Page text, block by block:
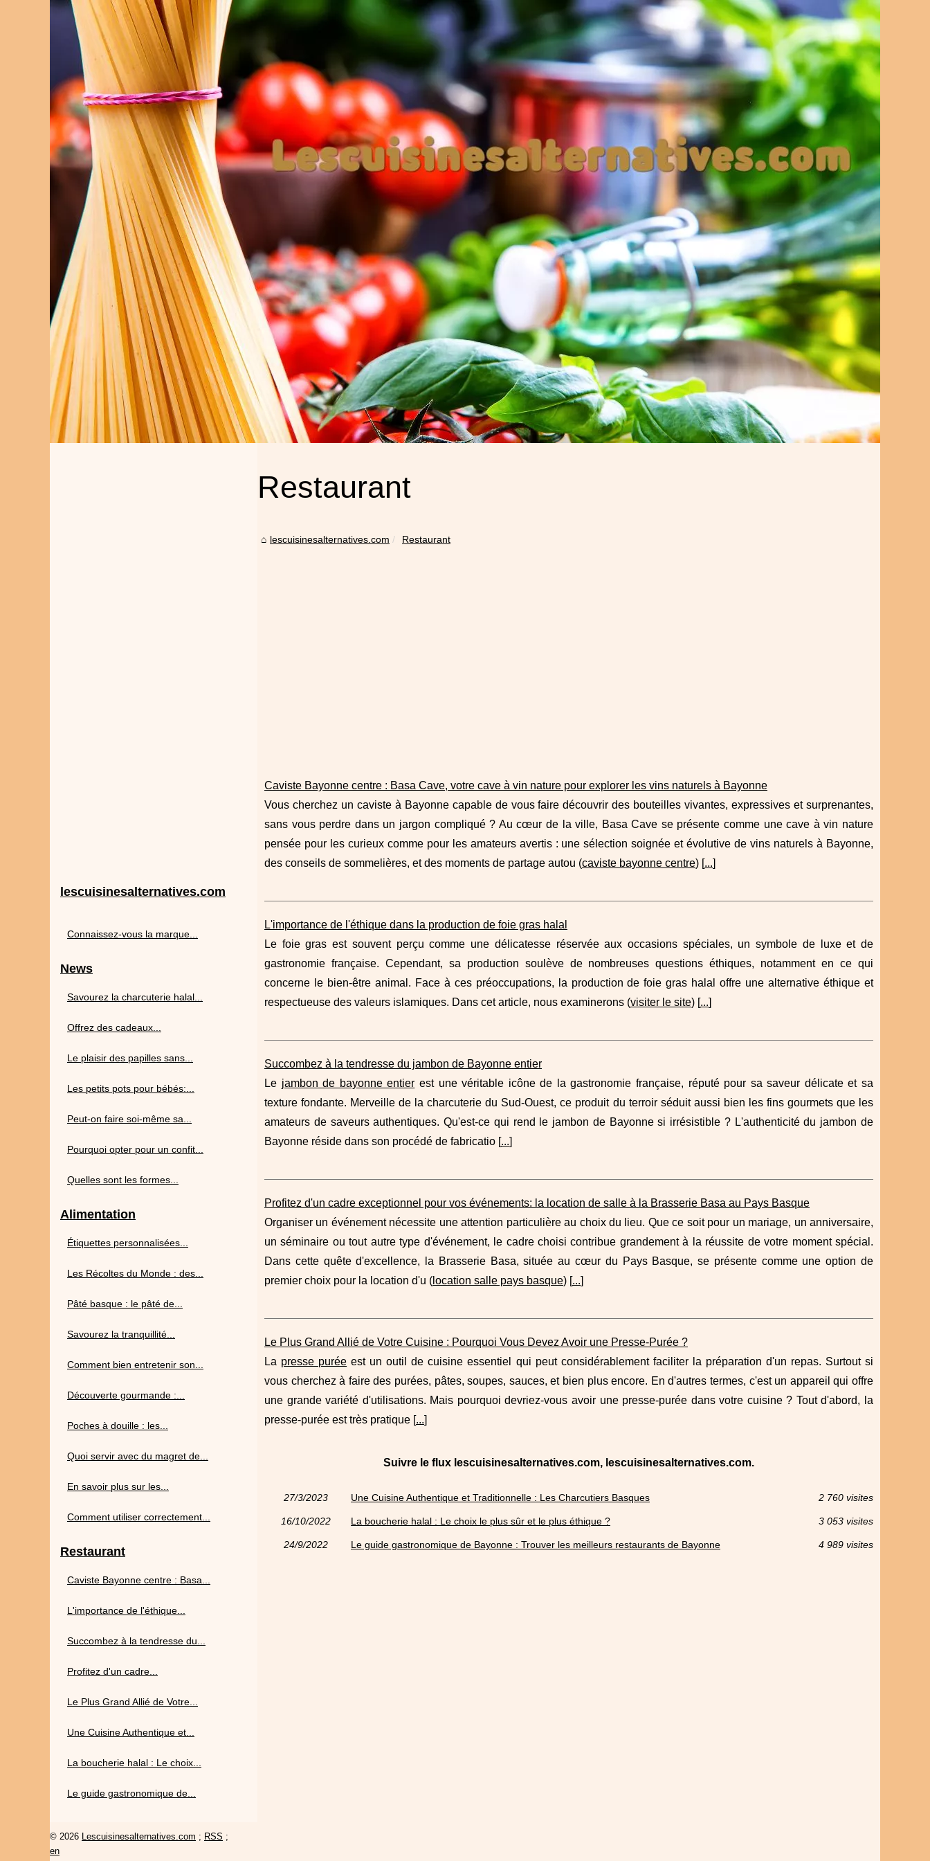
Restaurant
lescuisinesalternatives.com Restaurant
Caviste Bayonne centre : Basa Cave, votre cave à vin nature pour explorer les vins naturels à Bayonne
Vous cherchez un caviste à Bayonne capable de vous faire découvrir des bouteilles vivantes, expressives et surprenantes,
sans vous perdre dans un jargon compliqué ? Au cœur de la ville, Basa Cave se présente comme une cave à vin nature
pensée pour les curieux comme pour les amateurs avertis : une sélection soignée et évolutive de vins naturels à Bayonne,
des conseils de sommelières, et des moments de partage autou (caviste bayonne centre) [...]
L'importance de l'éthique dans la production de foie gras halal
Le foie gras est souvent perçu comme une délicatesse réservée aux occasions spéciales, un symbole de luxe et de
gastronomie française. Cependant, sa production soulève de nombreuses questions éthiques, notamment en ce qui
concerne le bien-être animal. Face à ces préoccupations, la production de foie gras halal offre une alternative éthique et
respectueuse des valeurs islamiques. Dans cet article, nous examinerons (visiter le site) [...]
Succombez à la tendresse du jambon de Bayonne entier
Le jambon de bayonne entier est une véritable icône de la gastronomie française, réputé pour sa saveur délicate et sa
texture fondante. Merveille de la charcuterie du Sud-Ouest, ce produit du terroir séduit aussi bien les fins gourmets que les
amateurs de saveurs authentiques. Qu'est-ce qui rend le jambon de Bayonne si irrésistible ? L'authenticité du jambon de
Bayonne réside dans son procédé de fabricatio [...]
Profitez d'un cadre exceptionnel pour vos événements: la location de salle à la Brasserie Basa au Pays Basque
Organiser un événement nécessite une attention particulière au choix du lieu. Que ce soit pour un mariage, un anniversaire,
un séminaire ou tout autre type d'événement, le cadre choisi contribue grandement à la réussite de votre moment spécial.
Dans cette quête d'excellence, la Brasserie Basa, située au cœur du Pays Basque, se présente comme une option de
premier choix pour la location d'u ( location salle pays basque) [...]
Le Plus Grand Allié de Votre Cuisine : Pourquoi Vous Devez Avoir une Presse-Purée ?
La presse purée est un outil de cuisine essentiel qui peut considérablement faciliter la préparation d'un repas. Surtout si
vous cherchez à faire des purées, pâtes, soupes, sauces, et bien plus encore. En d'autres termes, c'est un appareil qui offre
une grande variété d'utilisations. Mais pourquoi devriez-vous avoir une presse-purée dans votre cuisine ? Tout d'abord, la
presse-purée est très pratique [...]
Suivre le flux lescuisinesalternatives.com, lescuisinesalternatives.com.
27/3/2023 Une Cuisine Authentique et Traditionnelle : Les Charcutiers Basques 2 760 visites
16/10/2022 La boucherie halal : Le choix le plus sûr et le plus éthique ? 3 053 visites
24/9/2022 Le guide gastronomique de Bayonne : Trouver les meilleurs restaurants de Bayonne 4 989 visites
lescuisinesalternatives.com
Connaissez-vous la marque...
News
Savourez la charcuterie halal...
Offrez des cadeaux...
Le plaisir des papilles sans...
Les petits pots pour bébés:...
Peut-on faire soi-même sa...
Pourquoi opter pour un confit...
Quelles sont les formes...
Alimentation
Étiquettes personnalisées...
Les Récoltes du Monde : des...
Pâté basque : le pâté de...
Savourez la tranquillité...
Comment bien entretenir son...
Découverte gourmande :...
Poches à douille : les...
Quoi servir avec du magret de...
En savoir plus sur les...
Comment utiliser correctement...
Restaurant
Caviste Bayonne centre : Basa...
L'importance de l'éthique...
Succombez à la tendresse du...
Profitez d'un cadre...
Le Plus Grand Allié de Votre...
Une Cuisine Authentique et...
La boucherie halal : Le choix...
Le guide gastronomique de...
© 2026 Lescuisinesalternatives.com ; RSS ;
en